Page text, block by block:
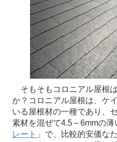
そもそもコロニアル屋根
か？コロニアル屋根は、ケ
いる屋根材の一種であり、
素材を混ぜて4.5～6mmの
レート 」で、比較的安価な